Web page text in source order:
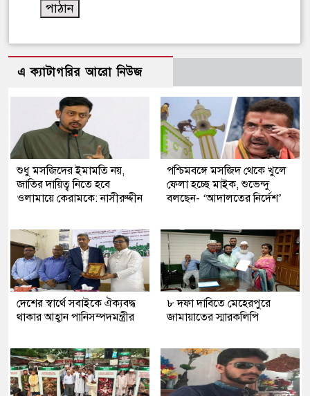
এ ক্যাটাগরির আরো নিউজ
শুধু মসজিদের ইমামতি নয়,
জাতির দায়িত্ব নিতে হবে
ওলামায়ে কেরামকে: নাসীরুদ্দীন
পশ্চিমবঙ্গে মসজিদ থেকে খুলে
ফেলা হচ্ছে মাইক, শুভেন্দু
বলছেন- ‘আদালতের নির্দেশ’
দেশের স্বার্থে সবাইকে ঐক্যবদ্ধ
থাকার আহ্বান পানিসম্পদমন্ত্রীর
৮ দফা দাবিতে মেহেরপুরে
জামায়াতের স্মারকলিপি